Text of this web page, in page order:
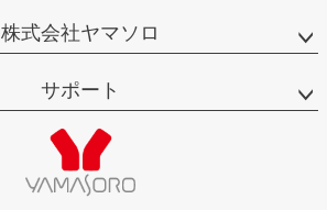
株式会社ヤマソロ
サポート